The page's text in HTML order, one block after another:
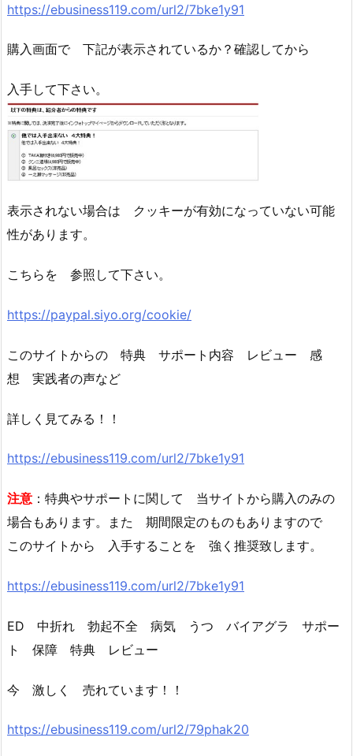
https://ebusiness119.com/url2/7bke1y91
購入画面で 下記が表示されているか？確認してから
入手して下さい。
表示されない場合は クッキーが有効になっていない可能
性があります。
こちらを 参照して下さい。
https://paypal.siyo.org/cookie/
このサイトからの 特典 サポート内容 レビュー 感
想 実践者の声など
詳しく見てみる！！
https://ebusiness119.com/url2/7bke1y91
注意 ：特典やサポートに関して 当サイトから購入のみの
場合もあります。また 期間限定のものもありますので
このサイトから 入手することを 強く推奨致します。
https://ebusiness119.com/url2/7bke1y91
ED 中折れ 勃起不全 病気 うつ バイアグラ サポー
ト 保障 特典 レビュー
今 激しく 売れています！！
https://ebusiness119.com/url2/79phak20